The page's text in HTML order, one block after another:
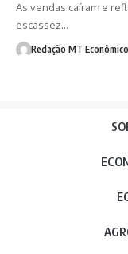
As vendas caíram e
escassez…
Redação MT Econômico